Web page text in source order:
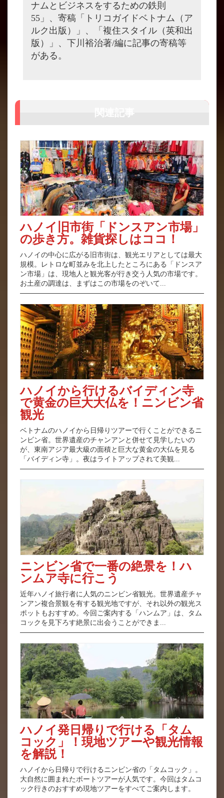
ナムとビジネスをするための鉄則
55」、寄稿「トリコガイドベトナム（ア
ルク出版）」、「複住スタイル（英和出
版）」、下川裕治著/編に記事の寄稿等
がある。
関連記事
ハノイ旧市街「ドンスアン市場」
の歩き方。雑貨探しはココ！
ハノイの中心に広がる旧市街は、観光エリアとしては最大
規模。レトロな町並みを北上したところにある「ドンスア
ン市場」は、現地人と観光客が行き交う人気の市場です。
お土産の調達は、まずはこの市場をのぞいて...
ハノイから行けるバイディン寺
で黄金の巨大大仏を！ニンビン省
観光
ベトナムのハノイから日帰りツアーで行くことができるニ
ンビン省。世界遺産のチャンアンと併せて見学したいの
が、東南アジア最大級の面積と巨大な黄金の大仏を見る
「バイディン寺」。夜はライトアップされて美観...
ニンビン省で一番の絶景を！ハ
ンムア寺に行こう
近年ハノイ旅行者に人気のニンビン省観光。世界遺産チャ
ンアン複合景観を有する観光地ですが、それ以外の観光ス
ポットもおすすめ。今回ご案内する「ハンムア」は、タム
コックを見下ろす絶景に出会うことができま...
ハノイ発日帰りで行ける「タム
コック」！現地ツアーや観光情報
を解説！
ハノイから日帰りで行けるニンビン省の「タムコック」。
大自然に囲まれたボートツアーが人気です。今回はタムコ
ック行きのおすすめ現地ツアーをすべてご案内します。